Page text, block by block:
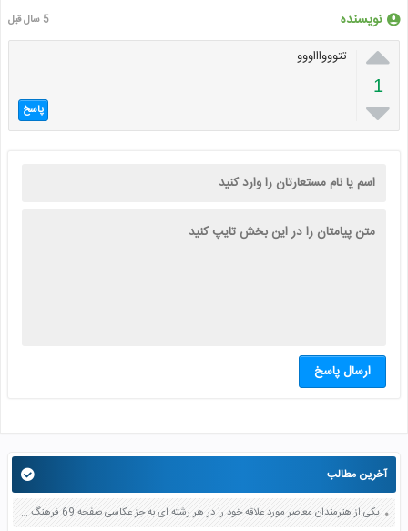
نویسنده 5 سال قبل

1

تتووواااووو
پاسخ
ارسال پاسخ
آخرین مطالب
یکی از هنرمندان معاصر مورد علاقه خود را در هر رشته ای به جز عکاسی صفحه 69 فرهنگ و هنر نهم